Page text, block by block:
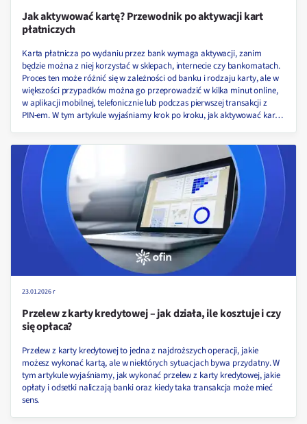
Jak aktywować kartę? Przewodnik po aktywacji kart
płatniczych
Karta płatnicza po wydaniu przez bank wymaga aktywacji, zanim
będzie można z niej korzystać w sklepach, internecie czy bankomatach.
Proces ten może różnić się w zależności od banku i rodzaju karty, ale w
większości przypadków można go przeprowadzić w kilka minut online,
w aplikacji mobilnej, telefonicznie lub podczas pierwszej transakcji z
PIN‑em. W tym artykule wyjaśniamy krok po kroku, jak aktywować kartę
23.01.2026 r
Przelew z karty kredytowej – jak działa, ile kosztuje i czy
się opłaca?
Przelew z karty kredytowej to jedna z najdroższych operacji, jakie
możesz wykonać kartą, ale w niektórych sytuacjach bywa przydatny. W
tym artykule wyjaśniamy, jak wykonać przelew z karty kredytowej, jakie
opłaty i odsetki naliczają banki oraz kiedy taka transakcja może mieć
sens.